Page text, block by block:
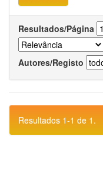
Resultados/Página
Autores/Registo
Resultados 1-1 de 1.